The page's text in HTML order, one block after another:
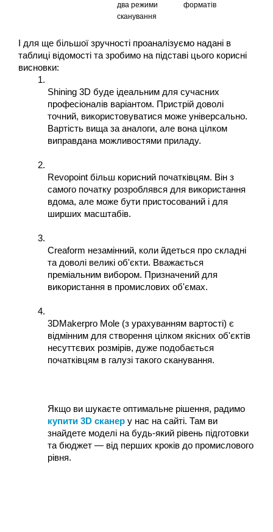
два режими
сканування
форматів
І для ще більшої зручності проаналізуємо надані в
таблиці відомості та зробимо на підставі цього корисні
висновки:
Shining 3D буде ідеальним для сучасних
професіоналів варіантом. Пристрій доволі
точний, використовуватися може універсально.
Вартість вища за аналоги, але вона цілком
виправдана можливостями приладу.
Revopoint більш корисний початківцям. Він з
самого початку розроблявся для використання
вдома, але може бути пристосований і для
ширших масштабів.
Creaform незамінний, коли йдеться про складні
та доволі великі об'єкти. Вважається
преміальним вибором. Призначений для
використання в промислових об'ємах.
3DMakerpro Mole (з урахуванням вартості) є
відмінним для створення цілком якісних об'єктів
несуттєвих розмірів, дуже подобається
початківцям в галузі такого сканування.
купити 3D сканер у нас на сайті. Там ви
знайдете моделі на будь-який рівень підготовки
та бюджет — від перших кроків до промислового
рівня.